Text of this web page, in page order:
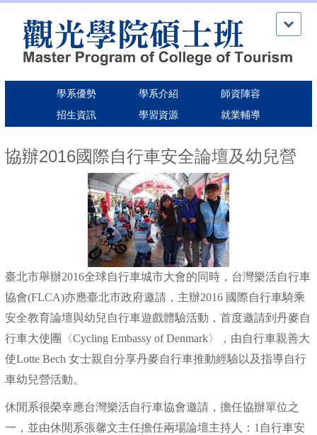
學系優勢 學系介紹
師資陣容
招生資訊
學習資源 就業輔導
協辦2016國際自行車安全論壇及幼兒營
臺北市舉辦2016全球自行車城市大會的同時，台灣樂活自行車
協會(FLCA)亦應臺北市政府邀請，主辦2016 國際自行車騎乘
安全教育論壇與幼兒自行車遊戲體驗活動，首度邀請到丹麥自
行車大使團〈Cycling Embassy of Denmark〉，由自行車親善大
使Lotte Bech 女士親自分享丹麥自行車推動經驗以及指導自行
車幼兒營活動。
休閒系很榮幸應台灣樂活自行車協會邀請，擔任協辦單位之
一，並由休閒系張馨文主任擔任兩場論壇主持人：1自行車安